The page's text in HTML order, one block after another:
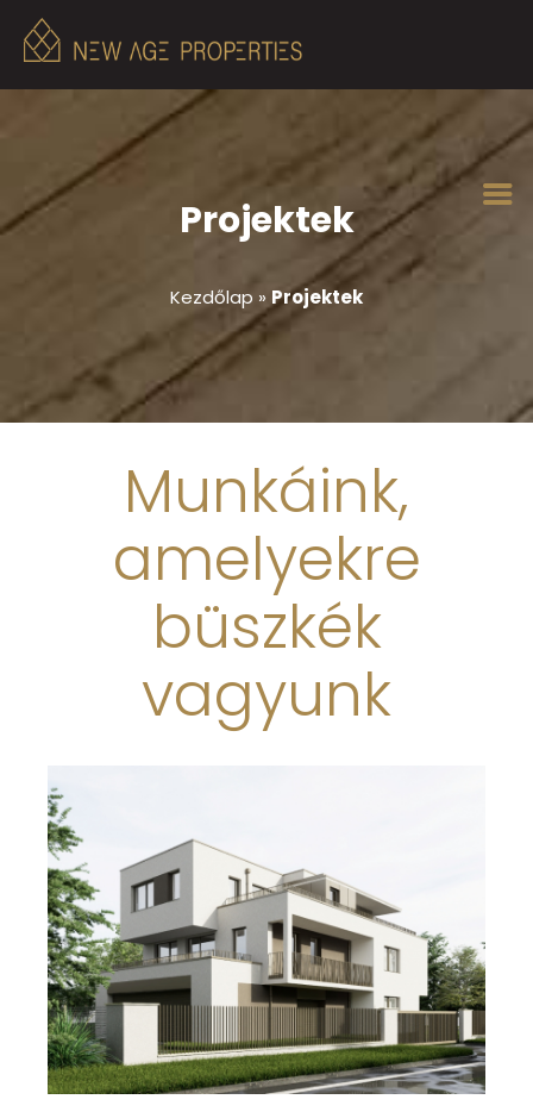
Projektek
Kezdőlap » Projektek
Munkáink,
amelyekre
büszkék
vagyunk